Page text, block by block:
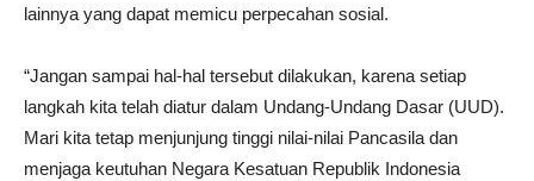
lainnya yang dapat memicu perpecahan sosial.
“Jangan sampai hal-hal tersebut dilakukan, karena setiap
langkah kita telah diatur dalam Undang-Undang Dasar (UUD).
Mari kita tetap menjunjung tinggi nilai-nilai Pancasila dan
menjaga keutuhan Negara Kesatuan Republik Indonesia